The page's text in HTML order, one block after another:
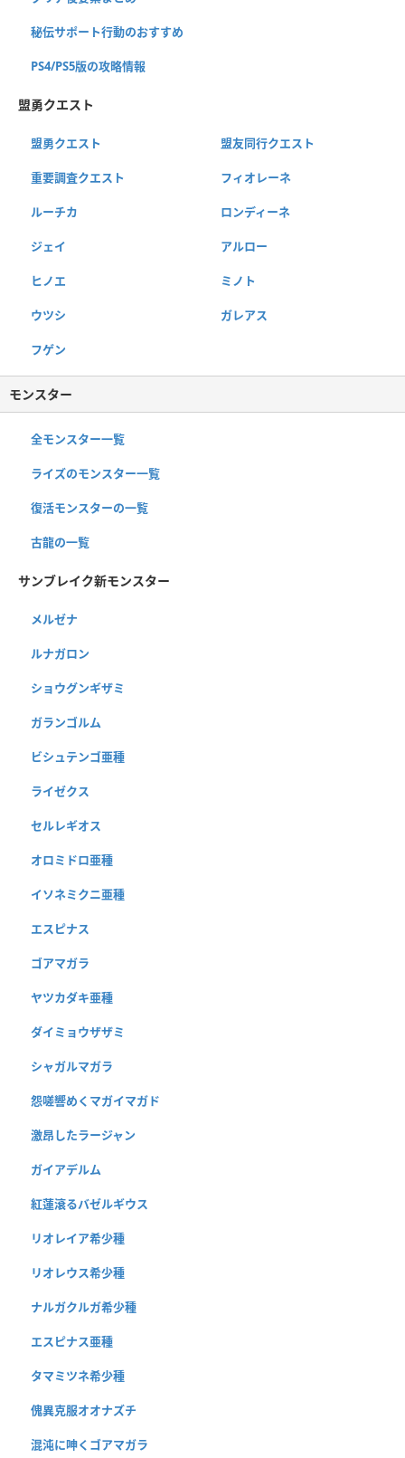
秘伝サポート行動のおすすめ
PS4/PS5版の攻略情報
盟勇クエスト
盟勇クエスト 盟友同行クエスト
重要調査クエスト フィオレーネ
ルーチカ ロンディーネ
ジェイ アルロー
ヒノエ ミノト
ウツシ ガレアス
フゲン
モンスター
全モンスター一覧
ライズのモンスター一覧
復活モンスターの一覧
古龍の一覧
サンブレイク新モンスター
メルゼナ
ルナガロン
ショウグンギザミ
ガランゴルム
ビシュテンゴ亜種
ライゼクス
セルレギオス
オロミドロ亜種
イソネミクニ亜種
エスピナス
ゴアマガラ
ヤツカダキ亜種
ダイミョウザザミ
シャガルマガラ
怨嗟響めくマガイマガド
激昂したラージャン
ガイアデルム
紅蓮滾るバゼルギウス
リオレイア希少種
リオレウス希少種
ナルガクルガ希少種
エスピナス亜種
タマミツネ希少種
傀異克服オオナズチ
混沌に呻くゴアマガラ